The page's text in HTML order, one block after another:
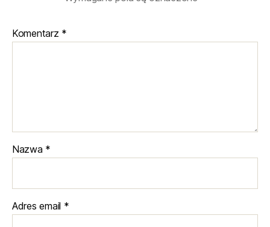
Komentarz *
Nazwa *
Adres email *